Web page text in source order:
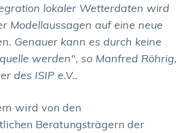
lokaler Wetterdaten wird
Modellaussagen auf eine neue
Genauer kann es durch keine
werden", so Manfred Röhrig,
des ISIP e.V..
wird von den
Beratungsträgern der